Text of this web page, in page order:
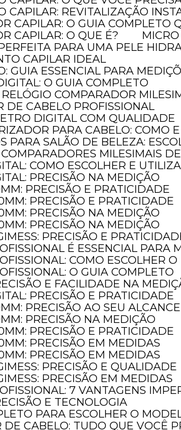
CAPILAR: REVITALIZAÇÃO
CAPILAR: O GUIA COMPLETO
CAPILAR: O QUE É?
PERFEITA PARA UMA PELE
CAPILAR IDEAL
GUIA ESSENCIAL PARA
O GUIA COMPLETO
RELÓGIO COMPARADOR
DE CABELO PROFISSIONAL
DIGITAL COM QUALIDADE
PARA CABELO: COMO
PARA SALÃO DE BELEZA:
COMPARADORES MILESIMAIS
COMO ESCOLHER E
PRECISÃO NA MEDIÇÃO
PRECISÃO E PRATICIDADE
PRECISÃO E PRATICIDADE
PRECISÃO NA MEDIÇÃO
PRECISÃO NA MEDIÇÃO
PRECISÃO E
É ESSENCIAL
COMO ESCOLHER
O GUIA COMPLETO
E FACILIDADE NA
PRECISÃO E PRATICIDADE
PRECISÃO AO SEU ALCANCE
PRECISÃO NA MEDIÇÃO
PRECISÃO E PRATICIDADE
PRECISÃO EM MEDIDAS
PRECISÃO EM MEDIDAS
PRECISÃO E QUALIDADE
PRECISÃO EM MEDIDAS
7 VANTAGENS
E TECNOLOGIA
PARA ESCOLHER O
DE CABELO: TUDO QUE VOCÊ